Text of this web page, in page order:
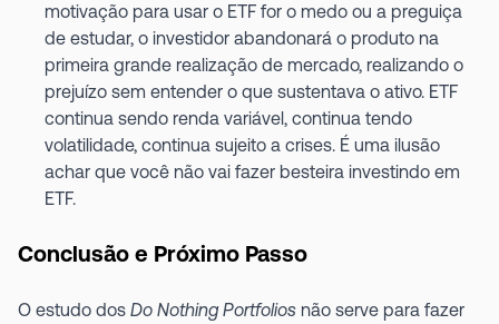
motivação para usar o ETF for o medo ou a preguiça
de estudar, o investidor abandonará o produto na
primeira grande realização de mercado, realizando o
prejuízo sem entender o que sustentava o ativo. ETF
continua sendo renda variável, continua tendo
volatilidade, continua sujeito a crises. É uma ilusão
achar que você não vai fazer besteira investindo em
ETF.
Conclusão e Próximo Passo
O estudo dos Do Nothing Portfolios não serve para fazer